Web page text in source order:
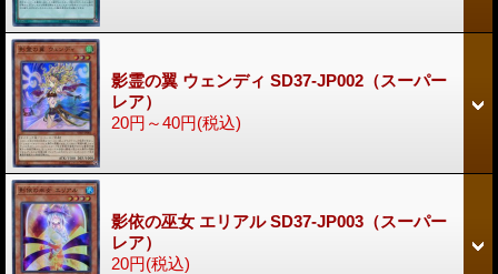
影霊の翼 ウェンディ SD37-JP002（スーパー
レア）
20円～40円(税込)
影依の巫女 エリアル SD37-JP003（スーパー
レア）
20円(税込)